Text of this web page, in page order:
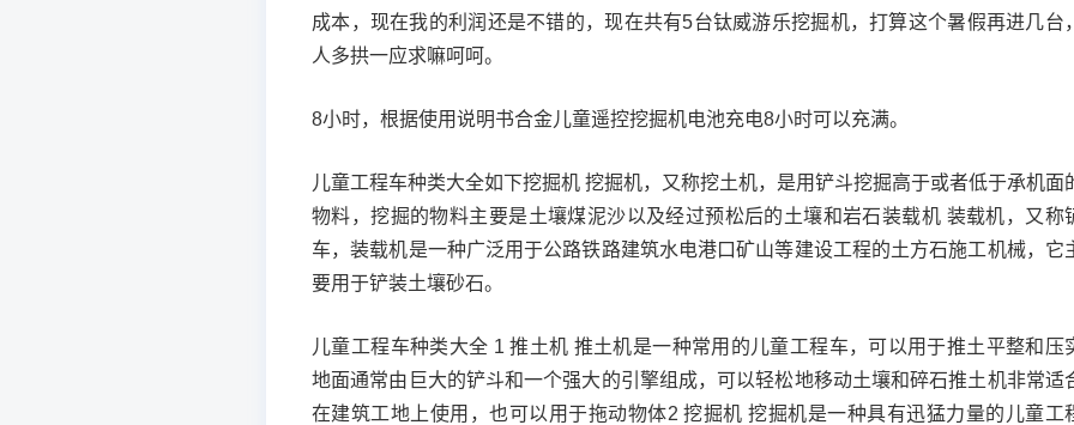
成本，现在我的利润还是不错的，现在共有5台钛威游乐挖掘机，打算这个暑假再进几台，
人多拱一应求嘛呵呵。
8小时，根据使用说明书合金儿童遥控挖掘机电池充电8小时可以充满。
儿童工程车种类大全如下挖掘机 挖掘机，又称挖土机，是用铲斗挖掘高于或者低于承机面
物料，挖掘的物料主要是土壤煤泥沙以及经过预松后的土壤和岩石装载机 装载机，又称
车，装载机是一种广泛用于公路铁路建筑水电港口矿山等建设工程的土方石施工机械，它
要用于铲装土壤砂石。
儿童工程车种类大全 1 推土机 推土机是一种常用的儿童工程车，可以用于推土平整和压
地面通常由巨大的铲斗和一个强大的引擎组成，可以轻松地移动土壤和碎石推土机非常适
在建筑工地上使用，也可以用于拖动物体2 挖掘机 挖掘机是一种具有迅猛力量的儿童工